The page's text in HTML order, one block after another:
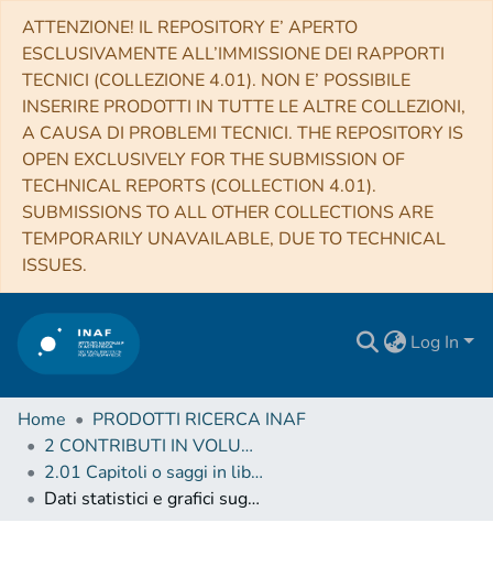
ATTENZIONE! IL REPOSITORY E’ APERTO
ESCLUSIVAMENTE ALL’IMMISSIONE DEI RAPPORTI
TECNICI (COLLEZIONE 4.01). NON E’ POSSIBILE
INSERIRE PRODOTTI IN TUTTE LE ALTRE COLLEZIONI,
A CAUSA DI PROBLEMI TECNICI. THE REPOSITORY IS
OPEN EXCLUSIVELY FOR THE SUBMISSION OF
TECHNICAL REPORTS (COLLECTION 4.01).
SUBMISSIONS TO ALL OTHER COLLECTIONS ARE
TEMPORARILY UNAVAILABLE, DUE TO TECHNICAL
ISSUES.
Log In
Home
PRODOTTI RICERCA INAF
2 CONTRIBUTI IN VOLUMI (Book articles)
2.01 Capitoli o saggi in libro
Dati statistici e grafici sugli studenti